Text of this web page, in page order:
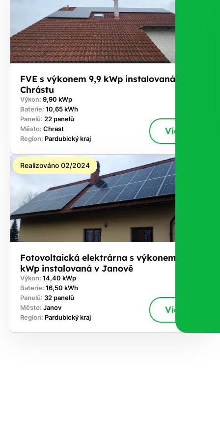
FVE s výkonem 9,9 kWp instalovaná v
Chrástu
Výkon: 9,90 kWp
Baterie: 10,65 kWh
Panelů: 22 panelů
Město: Chrast
Region: Pardubický kraj
Více
Realizováno 02/2024
Fotovoltaická elektrárna s výkonem 14,4
kWp instalovaná v Janově
Výkon: 14,40 kWp
Baterie: 16,50 kWh
Panelů: 32 panelů
Město: Janov
Region: Pardubický kraj
Více